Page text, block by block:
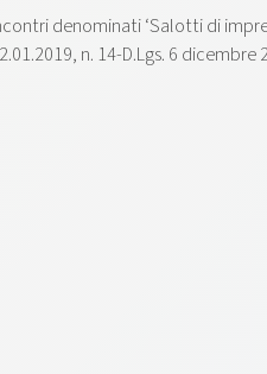
denominati ‘Salotti di
n. 14-D.Lgs. 6 dicembre